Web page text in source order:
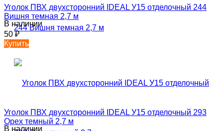
Уголок ПВХ двухсторонний IDEAL У15 отделочный 244
Вишня темная 2,7 м
В наличии
50₽
Купить
Уголок ПВХ двухсторонний IDEAL У15 отделочный 293
Орех темный 2,7 м
В наличии